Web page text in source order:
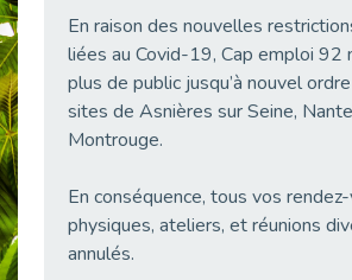
Publié le 21/05/2026
Publié le 18/05/2026
Publié le 12/05/2026
Publié le 12/05/2026
En raison des nouvelles
liées au Covid-19, Cap emploi 92
plus de public jusqu’à nouvel
sites de Asnières sur Seine,
Montrouge.
En conséquence, tous vos
physiques, ateliers, et réunions
annulés.